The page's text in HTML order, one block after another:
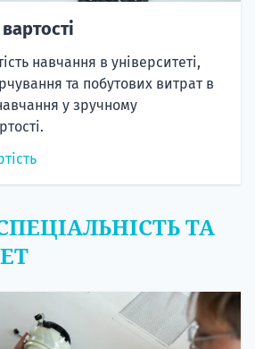
навчання в університеті,
та побутових витрат в
у зручному
ТА